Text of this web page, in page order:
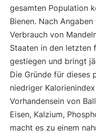
gesamten Population
Bienen. Nach
Verbrauch von
Staaten in den letzten
gestiegen und bringt
Die Gründe für dieses
niedriger
Vorhandensein von
Eisen, Kalzium,
macht es zu einem